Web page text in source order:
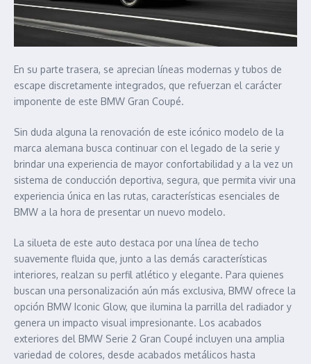
En su parte trasera, se aprecian líneas modernas y tubos de
escape discretamente integrados, que refuerzan el carácter
imponente de este BMW Gran Coupé.
Sin duda alguna la renovación de este icónico modelo de la
marca alemana busca continuar con el legado de la serie y
brindar una experiencia de mayor confortabilidad y a la vez un
sistema de conducción deportiva, segura, que permita vivir una
experiencia única en las rutas, características esenciales de
BMW a la hora de presentar un nuevo modelo.
La silueta de este auto destaca por una línea de techo
suavemente fluida que, junto a las demás características
interiores, realzan su perfil atlético y elegante. Para quienes
buscan una personalización aún más exclusiva, BMW ofrece la
opción BMW Iconic Glow, que ilumina la parrilla del radiador y
genera un impacto visual impresionante. Los acabados
exteriores del BMW Serie 2 Gran Coupé incluyen una amplia
variedad de colores, desde acabados metálicos hasta